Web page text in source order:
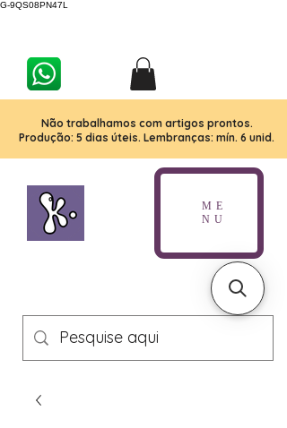
G-9QS08PN47L
Não trabalhamos com artigos prontos.
Produção: 5 dias úteis. Lembranças: mín. 6 unid.
ME
NU